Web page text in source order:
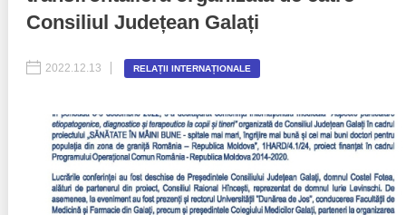
Inițiative în derulare
Inițiative desfășurate
Manual de proceduri
Note & poziții​
Politici regionale
Bunele practici
Laborator sociometric
Transparența guvernării locale
People Watch
Consiliul Județean Galați
2022.12.13 RELAȚII INTERNAȚIONALE